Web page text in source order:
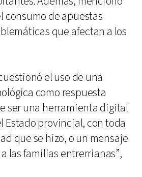
consumo de apuestas
que afectan a los
el uso de una
como respuesta
ser una herramienta digital
Estado provincial, con toda
que se hizo, o un mensaje
las familias entrerrianas”,